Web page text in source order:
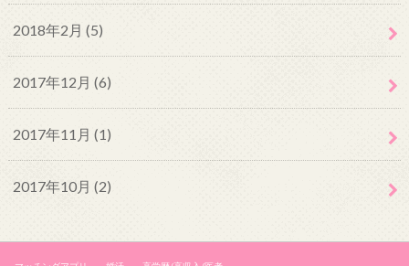
2018年2月 (5)
2017年12月 (6)
2017年11月 (1)
2017年10月 (2)